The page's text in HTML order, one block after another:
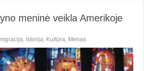
meninė veikla Amerikoje
, Istorija, Kultūra, Menas